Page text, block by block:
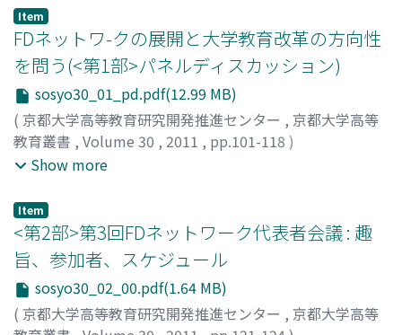
Item
FDネットワ-クの展開と大学教育改革の方向性
を問う(<第1部>パネルディスカッション)
sosyo30_01_pd.pdf(12.99 MB)
( 京都大学高等教育研究開発推進センター , 京都大学高等
教育叢書 , Volume 30 , 2011 , pp.101-118 )
大塚, 雄作;田中, 毎実
Tsunemi
Terasaki, Masao;Kinukawa, Masakichi;Komatsu,
Shinjiro ; オオツカ, ユウサク タナカ, ツネミ
アマノ, イク
オ;タチ, アキラ ハタ, タカシ テラサキ, マサオ
マサキチ;コマツ, シンジロウ
Show more
Item
<第2部>第3回FDネットワーク代表者会議 : 趣
旨、参加者、スケジュール
sosyo30_02_00.pdf(1.64 MB)
( 京都大学高等教育研究開発推進センター , 京都大学高等